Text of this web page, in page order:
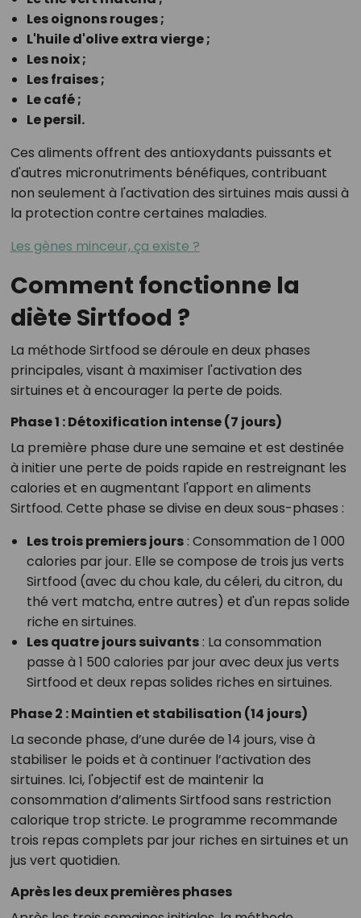
Les oignons rouges ;
L'huile d'olive extra vierge ;
Les noix ;
Les fraises ;
Le café ;
Le persil.
Ces aliments offrent des antioxydants puissants et
d'autres micronutriments bénéfiques, contribuant
non seulement à l'activation des sirtuines mais aussi à
la protection contre certaines maladies.
Les gènes minceur, ça existe ?
Comment fonctionne la
diète Sirtfood ?
La méthode Sirtfood se déroule en deux phases
principales, visant à maximiser l'activation des
sirtuines et à encourager la perte de poids.
Phase 1 : Détoxification intense (7 jours)
La première phase dure une semaine et est destinée
à initier une perte de poids rapide en restreignant les
calories et en augmentant l'apport en aliments
Sirtfood. Cette phase se divise en deux sous-phases :
Les trois premiers jours: Consommation de 1 000
calories par jour. Elle se compose de trois jus verts
Sirtfood (avec du chou kale, du céleri, du citron, du
thé vert matcha, entre autres) et d'un repas solide
riche en sirtuines.
Les quatre jours suivants: La consommation
passe à 1 500 calories par jour avec deux jus verts
Sirtfood et deux repas solides riches en sirtuines.
Phase 2 : Maintien et stabilisation (14 jours)
La seconde phase, d’une durée de 14 jours, vise à
stabiliser le poids et à continuer l’activation des
sirtuines. Ici, l'objectif est de maintenir la
consommation d’aliments Sirtfood sans restriction
calorique trop stricte. Le programme recommande
trois repas complets par jour riches en sirtuines et un
jus vert quotidien.
Après les deux premières phases